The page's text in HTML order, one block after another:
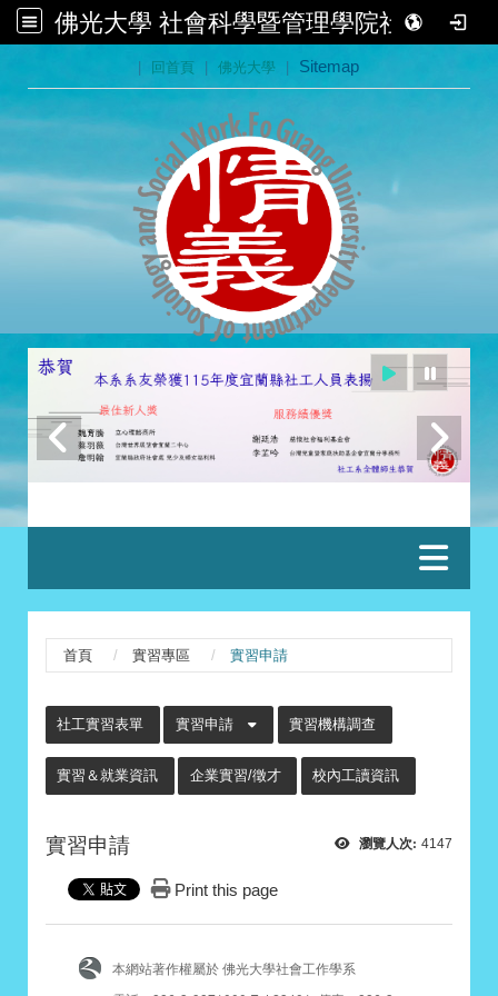
佛光大學 社會科學暨管理學院社會學系
| 回首頁 | 佛光大學 | Sitemap
首頁 實習專區 實習申請
社工實習表單 實習申請 實習機構調查
實習＆就業資訊 企業實習/徵才 校內工讀資訊
瀏覽人次: 4147
實習申請
Print this page
本網站著作權屬於 佛光大學社會工作學系